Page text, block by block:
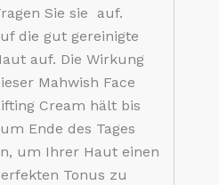
Sie sie auf.
die gut gereinigte
auf. Die Wirkung
Mahwish Face
Cream hält bis
Ende des Tages
um Ihrer Haut einen
Tonus zu